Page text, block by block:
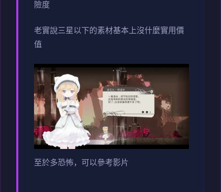
險度
老實說三星以下的素材基本上沒什麼實用價
值
至於多恐怖，可以參考影片